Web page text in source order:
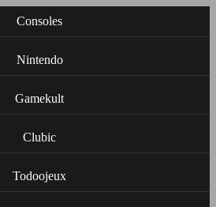
Consoles
Nintendo
Gamekult
Clubic
Todoojeux